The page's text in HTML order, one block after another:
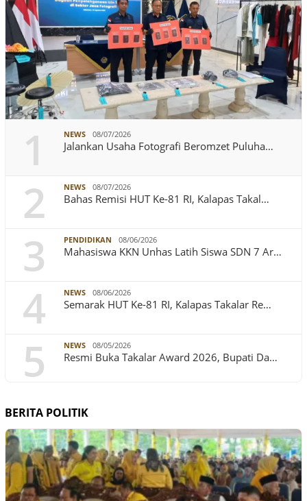
1 NEWS 08/07/2026
Jalankan Usaha Fotografi Beromzet Puluha…
2 NEWS 08/07/2026
Bahas Remisi HUT Ke-81 RI, Kalapas Takal…
3 PENDIDIKAN 08/06/2026
Mahasiswa KKN Unhas Latih Siswa SDN 7 Ar…
4 NEWS 08/06/2026
Semarak HUT Ke-81 RI, Kalapas Takalar Re…
5 NEWS 08/05/2026
Resmi Buka Takalar Award 2026, Bupati Da…
BERITA POLITIK